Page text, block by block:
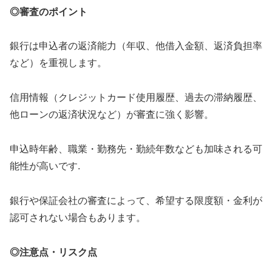
◎審査のポイント
銀行は申込者の返済能力（年収、他借入金額、返済負担率
など）を重視します。
信用情報（クレジットカード使用履歴、過去の滞納履歴、
他ローンの返済状況など）が審査に強く影響。
申込時年齢、職業・勤務先・勤続年数なども加味される可
能性が高いです.
銀行や保証会社の審査によって、希望する限度額・金利が
認可されない場合もあります。
◎注意点・リスク点